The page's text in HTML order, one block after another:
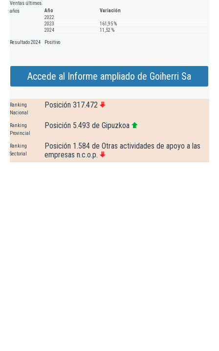
Ventas últimos
años
Año
Variación
2022
2023
161,95 %
2024
11,52 %
Resultado 2024 Positivo
Accede al Informe ampliado de Goiherri Sa
Ranking
Nacional
Posición 317.472
Ranking
Provincial
Posición 5.493 de Gipuzkoa
Ranking
Sectorial
Posición 1.584 de Otras actividades de apoyo a las
empresas n.c.o.p.